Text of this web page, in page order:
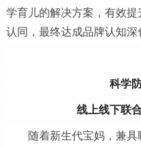
学育儿的解决方案，有效
认同，最终达成品牌认知深
科学
线上线下联
随着新生代宝妈，兼